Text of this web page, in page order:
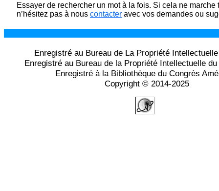
Essayer de rechercher un mot à la fois. Si cela ne marche
n’hésitez pas à nous contacter avec vos demandes ou
Enregistré au Bureau de La Propriété
Enregistré au Bureau de la Propriété Intellectuelle
Enregistré à la Bibliothèque du Congrès
Copyright © 2014-2025